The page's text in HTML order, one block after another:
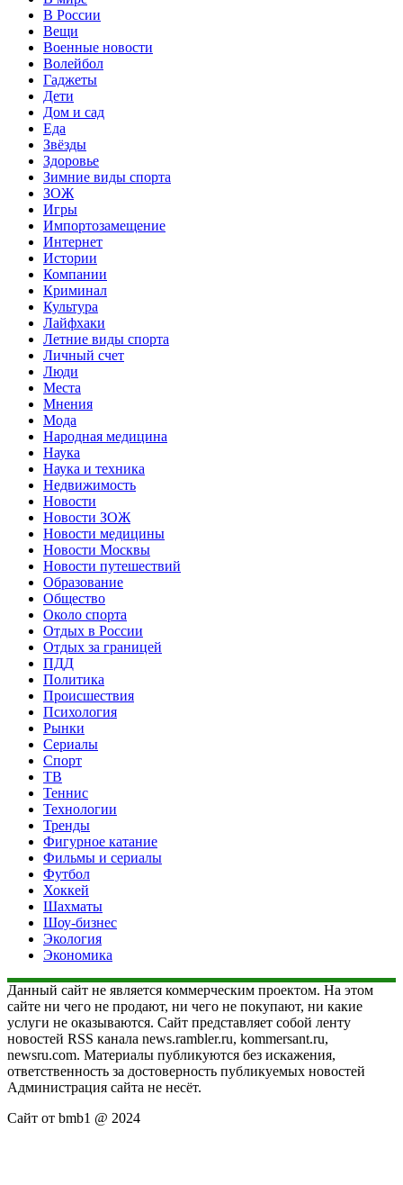
В России
Вещи
Военные новости
Волейбол
Гаджеты
Дети
Дом и сад
Еда
Звёзды
Здоровье
Зимние виды спорта
ЗОЖ
Игры
Импортозамещение
Интернет
Истории
Компании
Криминал
Культура
Лайфхаки
Летние виды спорта
Личный счет
Люди
Места
Мнения
Мода
Народная медицина
Наука
Наука и техника
Недвижимость
Новости
Новости ЗОЖ
Новости медицины
Новости Москвы
Новости путешествий
Образование
Общество
Около спорта
Отдых в России
Отдых за границей
ПДД
Политика
Происшествия
Психология
Рынки
Сериалы
Спорт
ТВ
Теннис
Технологии
Тренды
Фигурное катание
Фильмы и сериалы
Футбол
Хоккей
Шахматы
Шоу-бизнес
Экология
Экономика
Данный сайт не является коммерческим проектом. На этом
сайте ни чего не продают, ни чего не покупают, ни какие
услуги не оказываются. Сайт представляет собой ленту
новостей RSS канала news.rambler.ru, kommersant.ru,
newsru.com. Материалы публикуются без искажения,
ответственность за достоверность публикуемых новостей
Администрация сайта не несёт.
Сайт от bmb1 @ 2024